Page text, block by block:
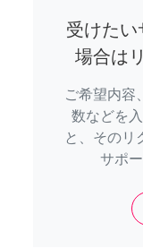
受けたい
場合は
ご希望内容
数などを
と、そのリ
サポ